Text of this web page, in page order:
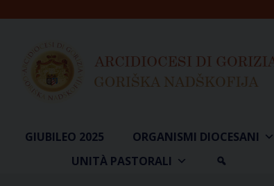
GIUBILEO 2025 ORGANISMI DIOCESANI
UNITÀ PASTORALI